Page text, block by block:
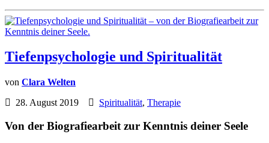
Tiefenpsychologie und Spiritualität
von Clara Welten
28. August 2019
Spiritualität, Therapie
Von der Biografiearbeit zur Kenntnis deiner Seele